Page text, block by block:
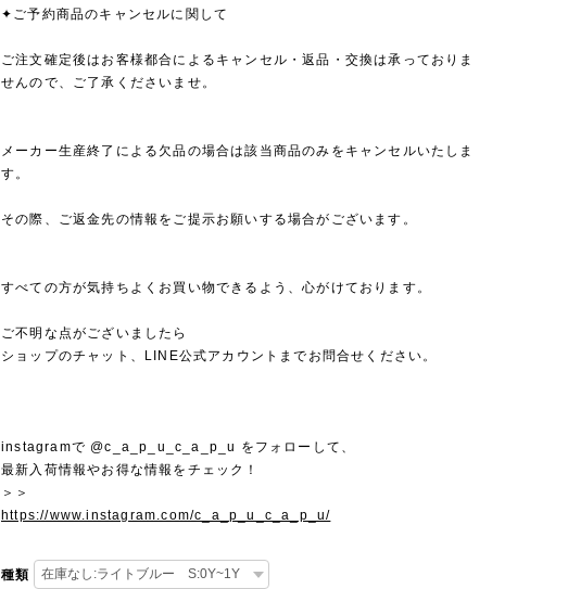
✦ご予約商品のキャンセルに関して
ご注文確定後はお客様都合によるキャンセル・返品・交換は承っておりま
せんので、ご了承くださいませ。
メーカー生産終了による欠品の場合は該当商品のみをキャンセルいたしま
す。
その際、ご返金先の情報をご提示お願いする場合がございます。
すべての方が気持ちよくお買い物できるよう、心がけております。
ご不明な点がございましたら
ショップのチャット、LINE公式アカウントまでお問合せください。
instagramで @c_a_p_u_c_a_p_u をフォローして、
最新入荷情報やお得な情報をチェック！
＞＞
https://www.instagram.com/c_a_p_u_c_a_p_u/
種類